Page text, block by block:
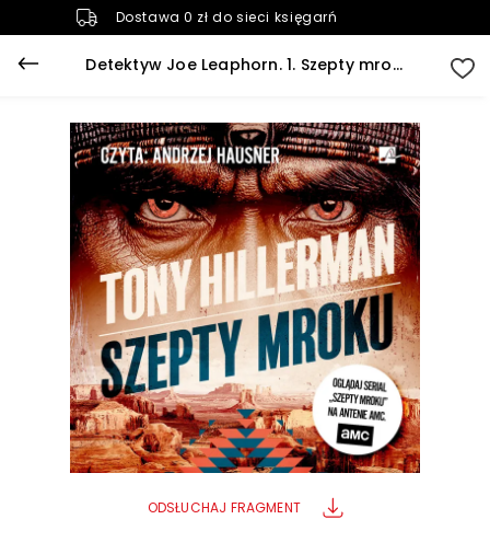
Dostawa 0 zł do sieci księgarń
Detektyw Joe Leaphorn. 1. Szepty mroku (plik audio)
ODSŁUCHAJ FRAGMENT